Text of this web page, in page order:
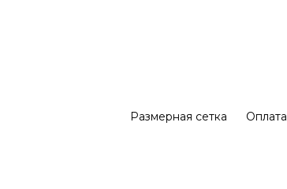
Размерная сетка Оплата